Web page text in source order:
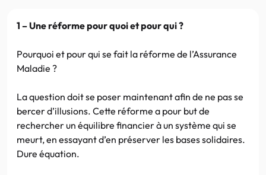
1 – Une réforme pour quoi et pour qui ?
Pourquoi et pour qui se fait la réforme de l’Assurance
Maladie ?
La question doit se poser maintenant afin de ne pas se
bercer d’illusions. Cette réforme a pour but de
rechercher un équilibre financier à un système qui se
meurt, en essayant d’en préserver les bases solidaires.
Dure équation.